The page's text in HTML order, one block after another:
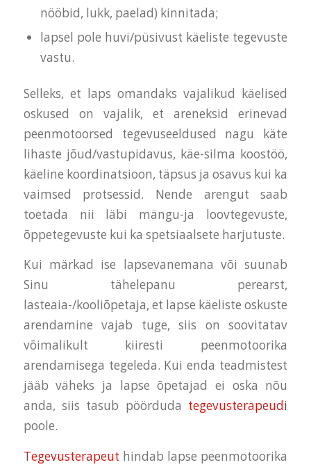
nööbid, lukk, paelad) kinnitada;
lapsel pole huvi/püsivust käeliste tegevuste
vastu.
Selleks, et laps omandaks vajalikud käelised
oskused on vajalik, et areneksid erinevad
peenmotoorsed tegevuseeldused nagu käte
lihaste jõud/vastupidavus, käe-silma koostöö,
käeline koordinatsioon, täpsus ja osavus kui ka
vaimsed protsessid. Nende arengut saab
toetada nii läbi mängu-ja loovtegevuste,
õppetegevuste kui ka spetsiaalsete harjutuste.
Kui märkad ise lapsevanemana või suunab
Sinu tähelepanu perearst,
lasteaia-/kooliõpetaja, et lapse käeliste oskuste
arendamine vajab tuge, siis on soovitatav
võimalikult kiiresti peenmotoorika
arendamisega tegeleda. Kui enda teadmistest
jääb väheks ja lapse õpetajad ei oska nõu
anda, siis tasub pöörduda tegevusterapeudi
poole.
Tegevusterapeut hindab lapse peenmotoorika